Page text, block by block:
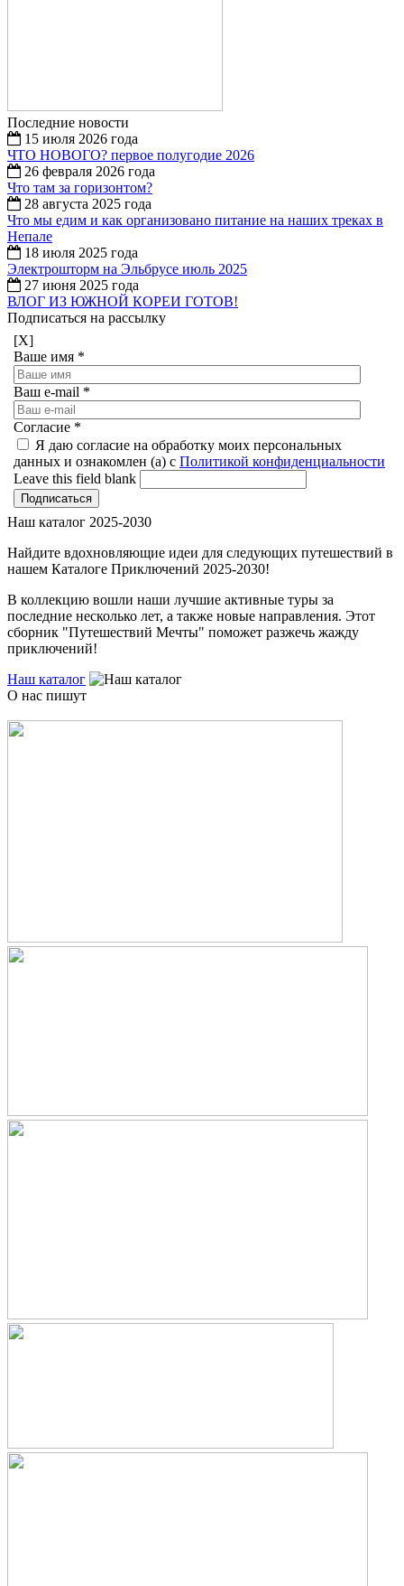
Последние новости
15 июля 2026 года
ЧТО НОВОГО? первое полугодие 2026
26 февраля 2026 года
Что там за горизонтом?
28 августа 2025 года
Что мы едим и как организовано питание на наших треках в
Непале
18 июля 2025 года
Электрошторм на Эльбрусе июль 2025
27 июня 2025 года
ВЛОГ ИЗ ЮЖНОЙ КОРЕИ ГОТОВ!
Подписаться на рассылку
[X]
Ваше имя *
Ваш e-mail *
Согласие *
Я даю согласие на обработку моих персональных
данных и ознакомлен (а) с Политикой конфиденциальности
Leave this field blank
Наш каталог 2025-2030
Найдите вдохновляющие идеи для следующих путешествий в
нашем Каталоге Приключений 2025-2030!
В коллекцию вошли наши лучшие активные туры за
последние несколько лет, а также новые направления. Этот
сборник "Путешествий Мечты" поможет разжечь жажду
приключений!
Наш каталог
О нас пишут